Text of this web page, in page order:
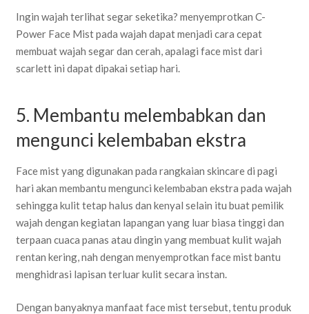
Ingin wajah terlihat segar seketika? menyemprotkan C-
Power Face Mist pada wajah dapat menjadi cara cepat
membuat wajah segar dan cerah, apalagi face mist dari
scarlett ini dapat dipakai setiap hari.
5. Membantu melembabkan dan
mengunci kelembaban ekstra
Face mist yang digunakan pada rangkaian skincare di pagi
hari akan membantu mengunci kelembaban ekstra pada wajah
sehingga kulit tetap halus dan kenyal selain itu buat pemilik
wajah dengan kegiatan lapangan yang luar biasa tinggi dan
terpaan cuaca panas atau dingin yang membuat kulit wajah
rentan kering, nah dengan menyemprotkan face mist bantu
menghidrasi lapisan terluar kulit secara instan.
Dengan banyaknya manfaat face mist tersebut, tentu produk